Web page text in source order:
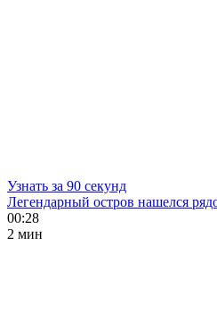
Узнать за 90 секунд
Легендарный остров нашелся
00:28
2 мин